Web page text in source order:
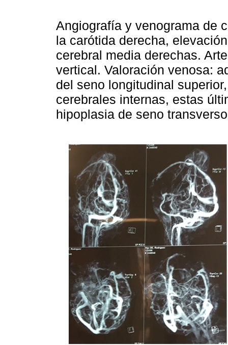
Angiografía y venograma de
la carótida derecha,
cerebral media derechas.
vertical. Valoración venosa:
del seno longitudinal
cerebrales internas, estas
hipoplasia de seno